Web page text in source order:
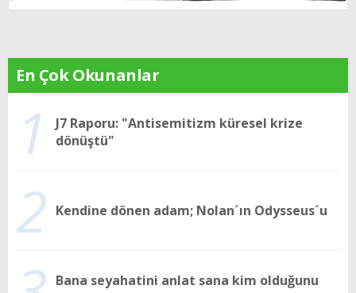
En Çok Okunanlar
1
J7 Raporu: "Antisemitizm küresel krize
dönüştü"
2 Kendine dönen adam; Nolan´ın Odysseus´u
Bana seyahatini anlat sana kim olduğunu